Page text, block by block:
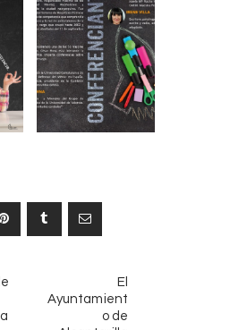
El
Ayuntamient
o de